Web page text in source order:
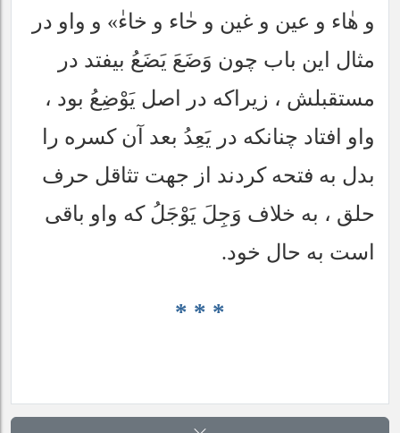
و هٰاء و عين و غين و حٰاء و خاءٰ» و واو در
مثال اين باب چون وَضَعَ يَضَعُ بيفتد در
مستقبلش ، زيراكه در اصل يَوْضِعُ بود ،
واو افتاد چنانكه در يَعِدُ بعد آن كسره را
بدل به فتحه كردند از جهت تثاقل حرف
حلق ، به خلاف وَجِلَ يَوْجَلُ كه واو باقى
است به حال خود.
* * *